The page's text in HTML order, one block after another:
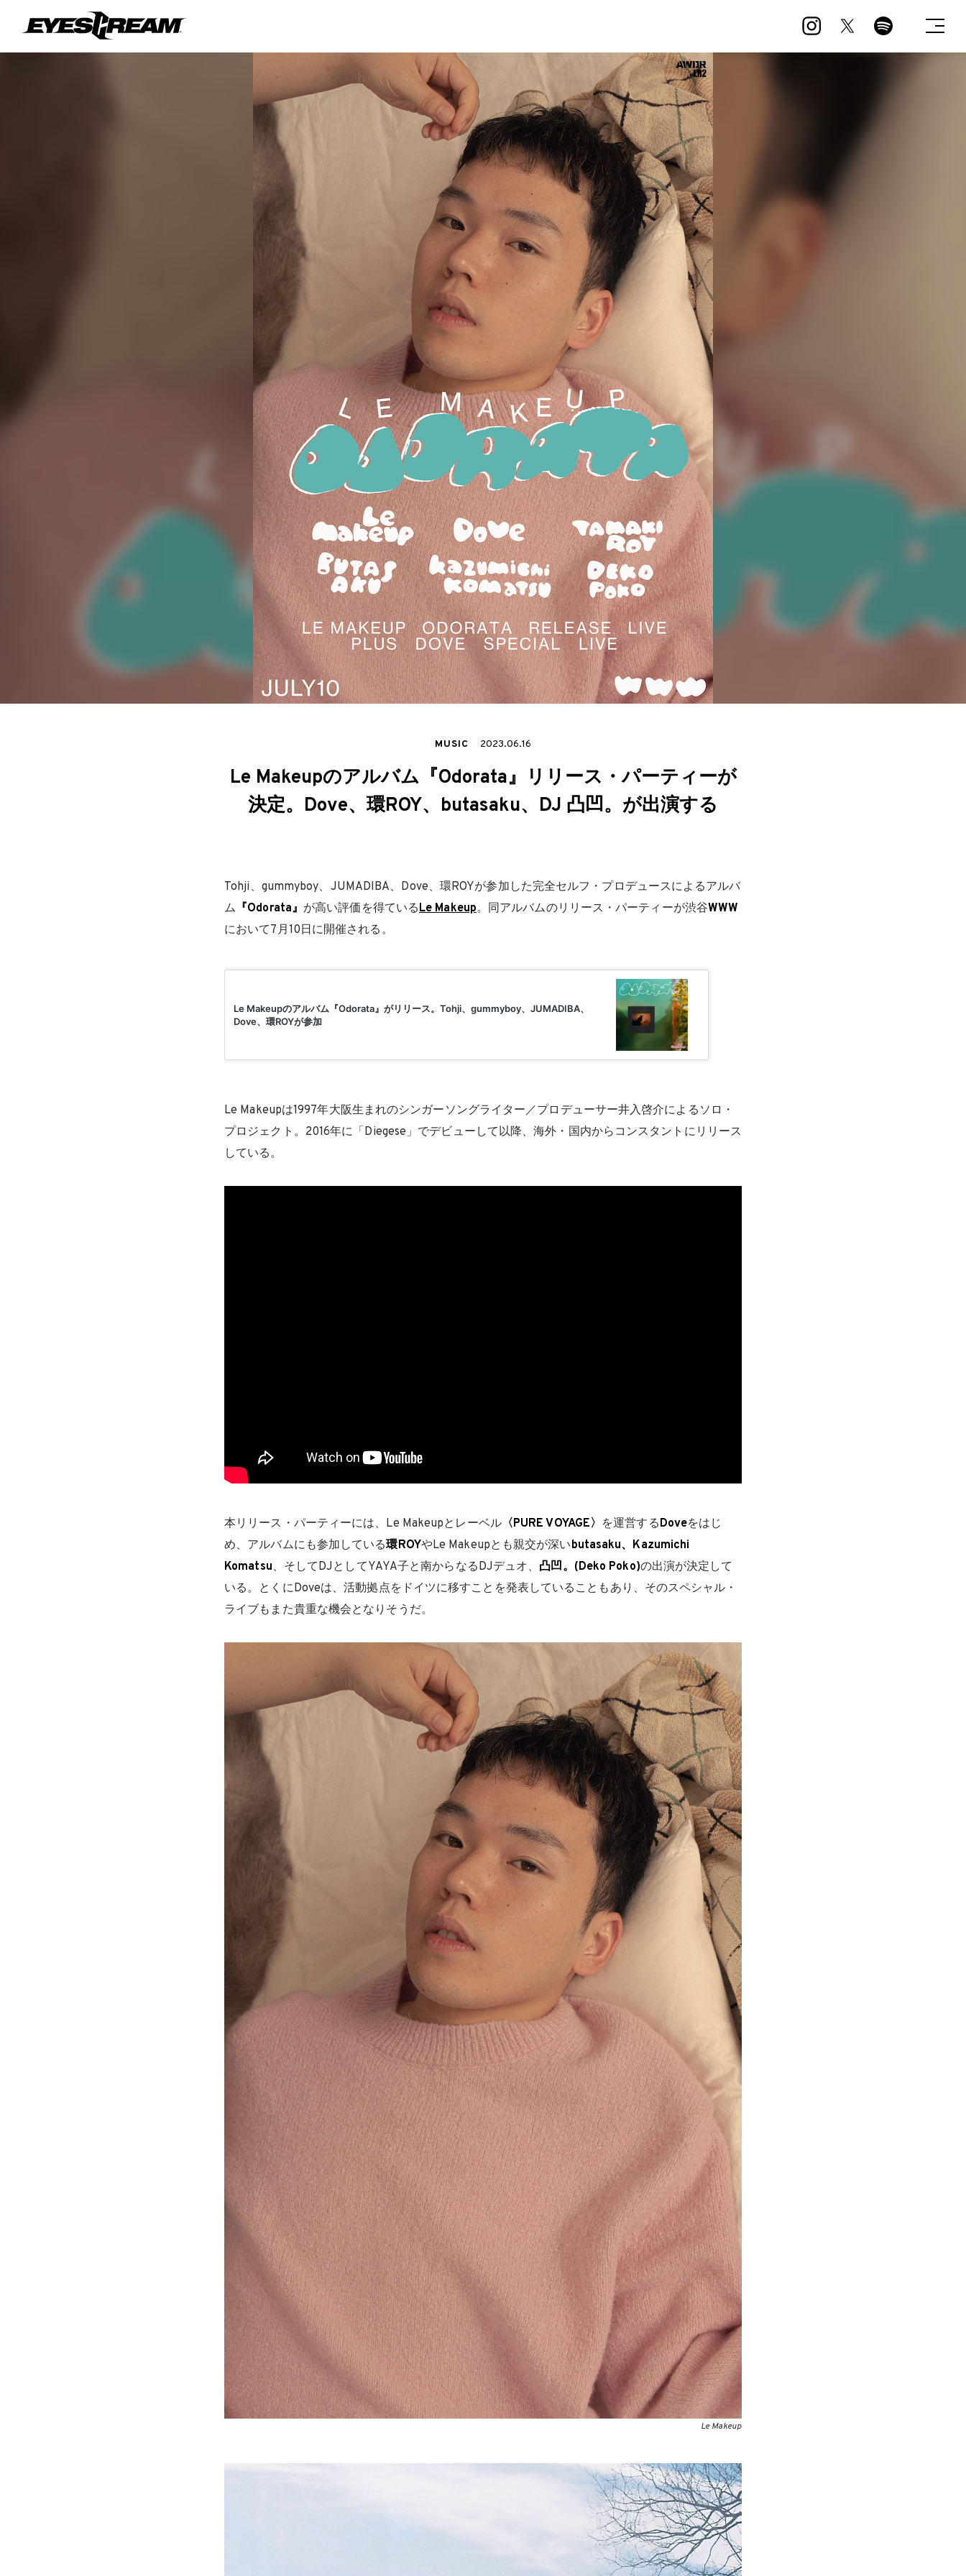
MUSIC 2023.06.16
Le Makeupのアルバム『Odorata』リリース・パーティーが
決定。Dove、環ROY、butasaku、DJ 凸凹。が出演する
Tohji、gummyboy、JUMADIBA、Dove、環ROYが参加した完全セルフ・プロデュースによるアルバ
ム 『Odorata』が高い評価を得ているLe Makeup。同アルバムのリリース・パーティーが渋谷WWW
において7月10日に開催される。
Le Makeupは1997年大阪生まれのシンガーソングライター／プロデューサー井入啓介によるソロ・
プロジェクト。2016年に「Diegese」でデビューして以降、海外・国内からコンスタントにリリース
している。
本リリース・パーティーには、Le Makeupとレーベル〈PURE VOYAGE〉 を運営するDoveをはじ
め、アルバムにも参加している環ROYやLe Makeupとも親交が深いbutasaku、Kazumichi
Komatsu、そしてDJとしてYAYA子と南からなるDJデュオ、 凸凹。(Deko Poko)の出演が決定して
いる。とくにDoveは、活動拠点をドイツに移すことを発表していることもあり、そのスペシャル・
ライブもまた貴重な機会となりそうだ。
Le Makeup